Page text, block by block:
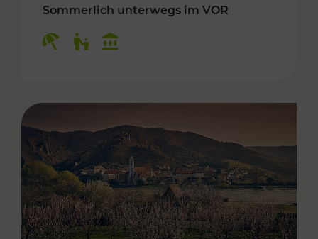
Sommerlich unterwegs im VOR